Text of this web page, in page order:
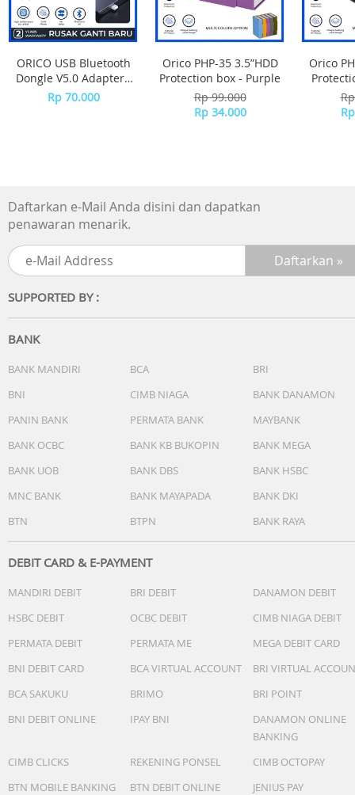
ORICO USB Bluetooth
Dongle V5.0 Adapter -
BTA-508 - WHITE
Rp 70.000
Orico PHP-35 3.5”HDD
Protection box - Purple
Rp 99.000
Rp 34.000
Orico
Daftarkan e-Mail Anda disini dan dapatkan
penawaran menarik.
SUPPORTED BY :
BANK
BANK MANDIRI BCA
BRI
BNI
CIMB NIAGA
BANK DANAMON
PANIN BANK
PERMATA BANK
MAYBANK
BANK OCBC
BANK KB BUKOPIN
BANK MEGA
BANK UOB
BANK DBS
BANK HSBC
MNC BANK
BANK MAYAPADA
BANK DKI
BTN
BTPN BANK RAYA
DEBIT CARD & E-PAYMENT
MANDIRI DEBIT BRI DEBIT
DANAMON DEBIT
HSBC DEBIT
OCBC DEBIT
CIMB NIAGA DEBIT
PERMATA DEBIT
PERMATA ME
MEGA DEBIT CARD
BNI DEBIT CARD
BCA VIRTUAL ACCOUNT
BRI VIRTUAL
BCA SAKUKU
BRIMO
BRI POINT
BNI DEBIT ONLINE
IPAY BNI
DANAMON ONLINE
BANKING
CIMB CLICKS
REKENING PONSEL
CIMB OCTOPAY
BTN MOBILE BANKING
BTN DEBIT ONLINE
JENIUS PAY